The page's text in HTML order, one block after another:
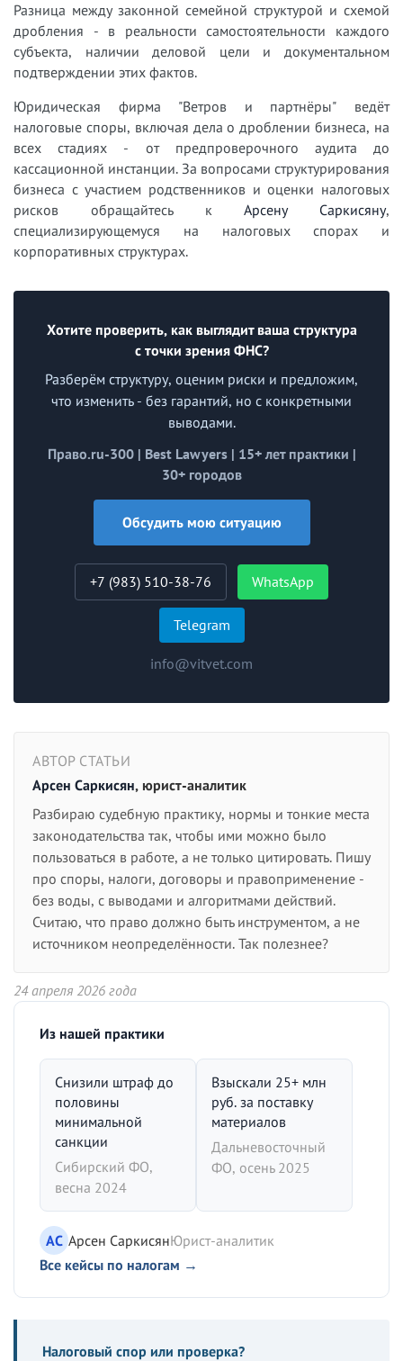
Разница между законной семейной структурой и схемой
дробления - в реальности самостоятельности каждого
субъекта, наличии деловой цели и документальном
подтверждении этих фактов.
Юридическая фирма "Ветров и партнёры" ведёт
налоговые споры, включая дела о дроблении бизнеса, на
всех стадиях - от предпроверочного аудита до
кассационной инстанции. За вопросами структурирования
бизнеса с участием родственников и оценки налоговых
рисков обращайтесь к Арсену Саркисяну,
специализирующемуся на налоговых спорах и
корпоративных структурах.
Хотите проверить, как выглядит ваша структура
с точки зрения ФНС?
Разберём структуру, оценим риски и предложим,
что изменить - без гарантий, но с конкретными
выводами.
Право.ru-300 | Best Lawyers | 15+ лет практики |
30+ городов
Обсудить мою ситуацию
+7 (983) 510-38-76 WhatsApp
Telegram
info@vitvet.com
АВТОР СТАТЬИ
Арсен Саркисян, юрист-аналитик
Разбираю судебную практику, нормы и тонкие места
законодательства так, чтобы ими можно было
пользоваться в работе, а не только цитировать. Пишу
про споры, налоги, договоры и правоприменение -
без воды, с выводами и алгоритмами действий.
Считаю, что право должно быть инструментом, а не
источником неопределённости. Так полезнее?
24 апреля 2026 года
Из нашей практики
Снизили штраф до
половины
минимальной
санкции
Сибирский ФО,
весна 2024
Взыскали 25+ млн
руб. за поставку
материалов
Дальневосточный
ФО, осень 2025
АС Арсен СаркисянЮрист-аналитик
Все кейсы по налогам →
Налоговый спор или проверка?